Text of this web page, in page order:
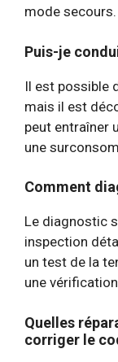
mode secours.
Puis-je
Il est possible
mais il est
peut entraîner
une
Comment
Le diagnostic
inspection
un test de la
une
Quelles
corriger le